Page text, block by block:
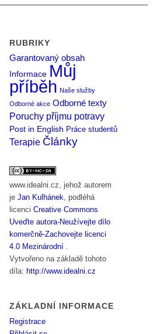
RUBRIKY
Garantovaný obsah
Informace Můj
příběh Naše služby
Odborné akce Odborné texty
Poruchy příjmu potravy
Post in English Práce studentů
Terapie Články
www.idealni.cz, jehož autorem
jeJan Kulhánek, podléhá
licenciCreative Commons
Uveďte autora-Neužívejte dílo
komerčně-Zachovejte licenci
4.0 Mezinárodní .
Vytvořeno na základě tohoto
díla: http://www.idealni.cz
ZÁKLADNÍ INFORMACE
Registrace